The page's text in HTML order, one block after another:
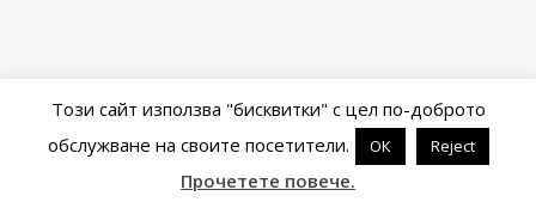
Powered byWordPress&Portfolio .
Този сайт използва "бисквитки" с цел по-доброто
обслужване на своите посетители.
ОК Reject
Прочетете повече.